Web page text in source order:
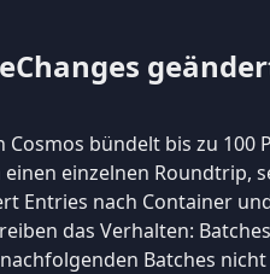
Cosmos bündelt bis zu
einzelnen Roundtrip,
Entries nach Container
das Verhalten:
Batches